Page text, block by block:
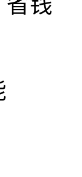
了
gif
作速